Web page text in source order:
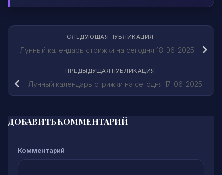
СЛЕДУЮЩАЯ ПУБЛИКАЦИЯ
Лунный календарь стрижки на сегодня 18-06-2025
ПРЕДЫДУЩАЯ ПУБЛИКАЦИЯ
Лунный календарь стрижки на сегодня 17-06-2025
ДОБАВИТЬ КОММЕНТАРИЙ
Комментарий